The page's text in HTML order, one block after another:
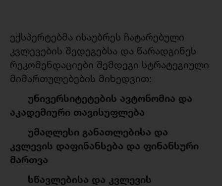
ექსპერტებმა ისაუბრეს ჩატარებული
კვლევების შედეგებსა და წარადგინეს
რეკომენდაციები შემდეგი სტრატეგიული
მიმართულებების მიხედვით:
უნივერსიტეტების ავტონომია და
აკადემიური თავისუფლება
უმაღლესი განათლებისა და
კვლევის დაფინანსება და ფინანსური
მართვა
სწავლებისა და კვლევის